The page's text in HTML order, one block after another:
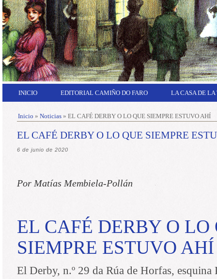
INICIO EDITORIAL CAMIÑO DO FARO LA CASA DE LA
Inicio » Noticias » EL CAFÉ DERBY O LO QUE SIEMPRE ESTUVO AHÍ
EL CAFÉ DERBY O LO QUE SIEMPRE
6 de junio de 2020
Por Matías Membiela-Pollán
EL CAFÉ DERBY O LO
SIEMPRE ESTUVO AHÍ
El Derby, n.º 29 da Rúa de Horfas, esquina